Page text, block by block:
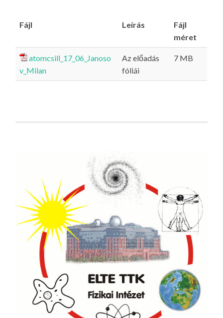
Fájl Leírás
Fájl
méret
atomcsill_17_06_Janoso
v_Milan
Az előadás
fóliái
7 MB